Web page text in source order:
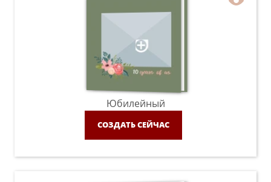
Юбилейный
СОЗДАТЬ СЕЙЧАС